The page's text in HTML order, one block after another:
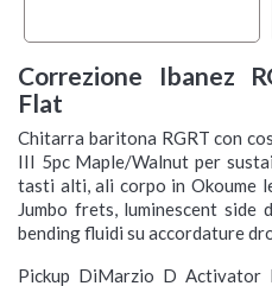
Correzione Ibanez
Flat
Chitarra baritona RGRT con
III 5pc Maple/Walnut per
tasti alti, ali corpo in Okoume
Jumbo frets, luminescent
bending fluidi su accordature
Pickup DiMarzio D Activator